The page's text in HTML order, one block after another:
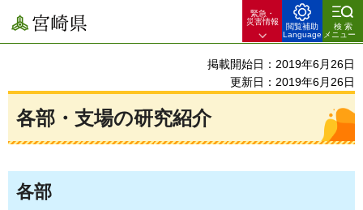
宮崎県
緊急・
災害情報
閲覧補助
Language
検索
メニュー
掲載開始日：2019年6月26日
更新日：2019年6月26日
各部・支場の研究紹介
各部